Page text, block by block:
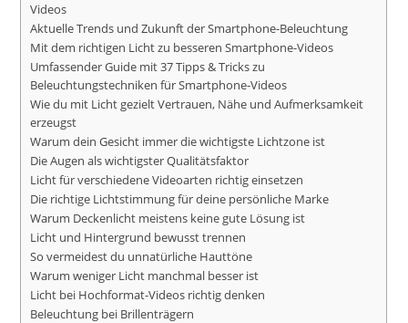
Videos
Aktuelle Trends und Zukunft der Smartphone-Beleuchtung
Mit dem richtigen Licht zu besseren Smartphone-Videos
Umfassender Guide mit 37 Tipps & Tricks zu
Beleuchtungstechniken für Smartphone-Videos
Wie du mit Licht gezielt Vertrauen, Nähe und Aufmerksamkeit
erzeugst
Warum dein Gesicht immer die wichtigste Lichtzone ist
Die Augen als wichtigster Qualitätsfaktor
Licht für verschiedene Videoarten richtig einsetzen
Die richtige Lichtstimmung für deine persönliche Marke
Warum Deckenlicht meistens keine gute Lösung ist
Licht und Hintergrund bewusst trennen
So vermeidest du unnatürliche Hauttöne
Warum weniger Licht manchmal besser ist
Licht bei Hochformat-Videos richtig denken
Beleuchtung bei Brillenträgern